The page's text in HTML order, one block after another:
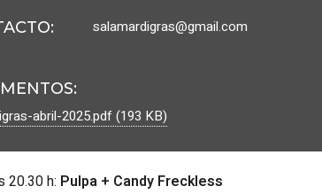
: salamardigras@gmail.com
:
abril-2025.pdf (193 KB)
20.30 h: Pulpa + Candy Freckless